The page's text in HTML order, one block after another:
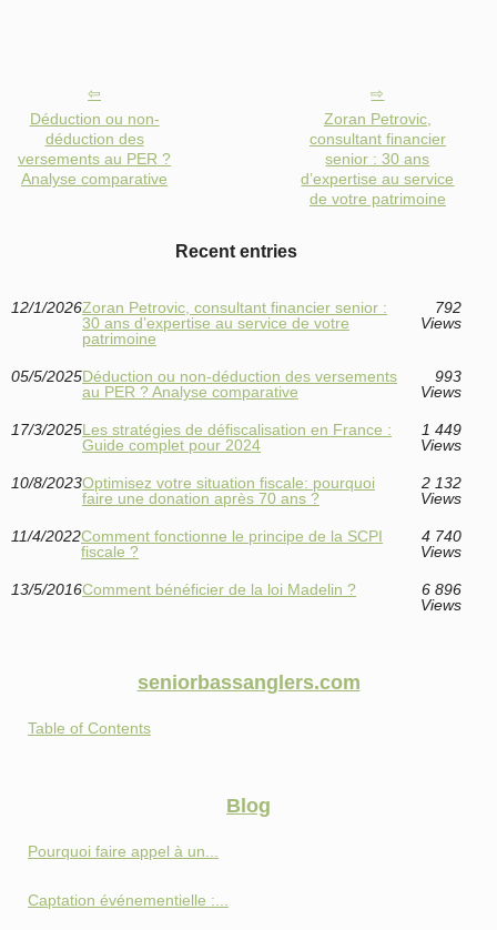
Déduction ou non-
déduction des
versements au PER ?
Analyse comparative
Zoran Petrovic,
consultant financier
senior : 30 ans
d’expertise au service
de votre patrimoine
Recent entries
12/1/2026Zoran Petrovic, consultant financier senior :
30 ans d’expertise au service de votre
patrimoine
792
Views
05/5/2025Déduction ou non-déduction des versements
au PER ? Analyse comparative
993
Views
17/3/2025Les stratégies de défiscalisation en France :
Guide complet pour 2024
1 449
Views
10/8/2023Optimisez votre situation fiscale: pourquoi
faire une donation après 70 ans ?
2 132
Views
11/4/2022Comment fonctionne le principe de la SCPI
fiscale ?
4 740
Views
13/5/2016Comment bénéficier de la loi Madelin ?
6 896
Views
seniorbassanglers.com
Table of Contents
Blog
Pourquoi faire appel à un...
Captation événementielle :...